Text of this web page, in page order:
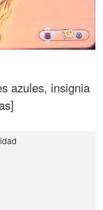
azules, insignia